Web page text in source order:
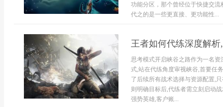
功能分区，那个曾经位于快捷交
代之的是一些更直接、更功能性...
王者如何代练深度解
思考模式开启峡谷之路作为一名
式,站在代练角度审视峡谷,首要任
了后续所有战术选择与资源配置,
则明确目标后,代练者需立刻启动
强势英雄,客户账...